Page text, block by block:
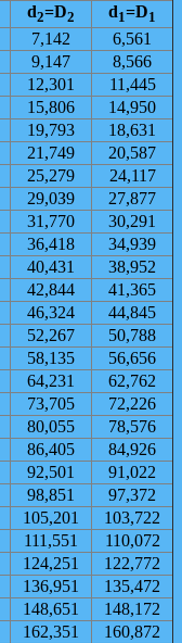
d2=D2 d1=D1
7,142
6,561
9,147
8,566
12,301
11,445
15,806
14,950
19,793
18,631
21,749
20,587
25,279
24,117
29,0З9
27,877
31,770
30,291
36,418
34,939
40,431
38,952
42,844
41,365
46,324
44,845
52,267
50,788
58,135
56,656
64,231
62,762
73,705
72,226
80,055
78,576
86,405
84,926
92,501
91,022
98,851
97,372
105,201
103,722
111,551
110,072
124,251
122,772
136,951
135,472
148,651
148,172
162,351 160,872